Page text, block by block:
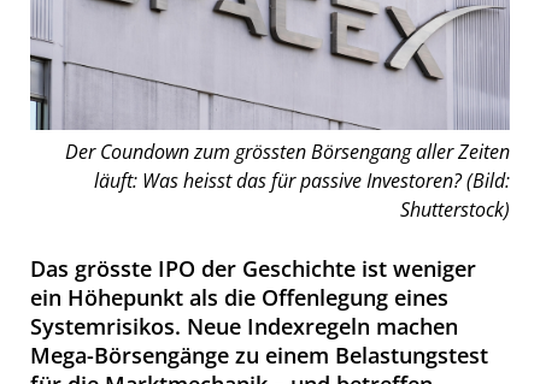
Der Coundown zum grössten Börsengang aller Zeiten
läuft: Was heisst das für passive Investoren? (Bild:
Shutterstock)
Das grösste IPO der Geschichte ist weniger
ein Höhepunkt als die Offenlegung eines
Systemrisikos. Neue Indexregeln machen
Mega-Börsengänge zu einem Belastungstest